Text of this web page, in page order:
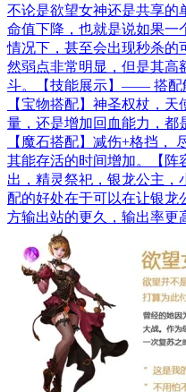
不论是欲望女神还是共享的
命值下降，也就是说如果一
情况下，甚至会出现秒杀
然弱点非常明显，但是其高
斗。【技能展示】—— 搭
【宝物搭配】神圣权杖，
量，还是增加回血能力，都
【魔石搭配】减伤+格挡，
其能存活的时间增加。【阵
出，精灵祭祀，银龙公主，
配的好处在于可以在让银龙
方输出站的更久，输出率更